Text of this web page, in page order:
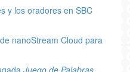
y los oradores en SBC
nanoStream Cloud para
Juego de Palabras